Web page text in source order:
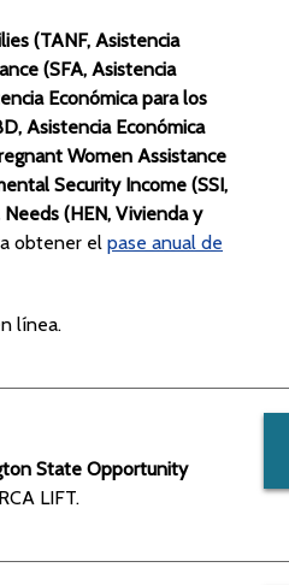
(TANF, Asistencia
(SFA, Asistencia
Económica para los
Asistencia Económica
Women Assistance
Security Income (SSI,
(HEN, Vivienda y
obtener el pase anual de
línea.
State Opportunity
LIFT.